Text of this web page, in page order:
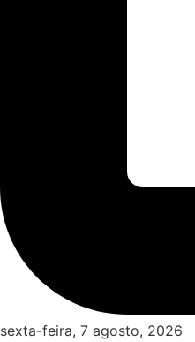
sexta-feira, 7 agosto, 2026